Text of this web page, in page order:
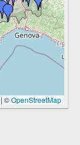
| ©OpenStreetMap